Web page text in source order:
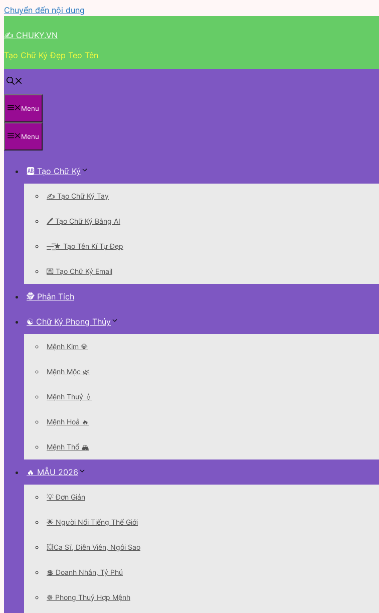
Chuyển đến nội dung
✍ CHUKY.VN
Tạo Chữ Ký Đẹp Teo Tên
Menu
Menu
🆎 Tạo Chữ Ký
✍️ Tạo Chữ Ký Tay
🖊 Tạo Chữ Ký Bằng AI
—͟͞͞★ Tạo Tên Kí Tự Đẹp
💌 Tạo Chữ Ký Email
🕵 Phân Tích
☯ Chữ Ký Phong Thủy
Mệnh Kim 💎
Mệnh Mộc 🌿
Mệnh Thuỷ 💧
Mệnh Hoả 🔥
Mệnh Thổ 🏔️
🔥 MẪU 2026
💡 Đơn Giản
🌟 Người Nổi Tiếng Thế Giới
💥Ca Sĩ, Diễn Viên, Ngôi Sao
💲 Doanh Nhân, Tỷ Phú
☸️ Phong Thuỷ Hợp Mệnh